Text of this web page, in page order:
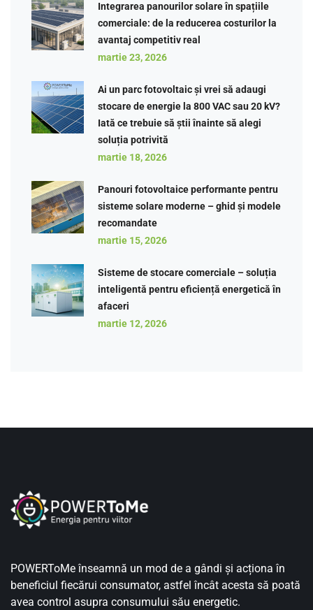
Integrarea panourilor solare în spațiile
comerciale: de la reducerea costurilor la
avantaj competitiv real
martie 23, 2026
Ai un parc fotovoltaic și vrei să adaugi
stocare de energie la 800 VAC sau 20 kV?
Iată ce trebuie să știi înainte să alegi
soluția potrivită
martie 18, 2026
Panouri fotovoltaice performante pentru
sisteme solare moderne – ghid și modele
recomandate
martie 15, 2026
Sisteme de stocare comerciale – soluția
inteligentă pentru eficiență energetică în
afaceri
martie 12, 2026
POWERToMe înseamnă un mod de a gândi și acționa în
beneficiul fiecărui consumator, astfel încât acesta să poată
avea control asupra consumului său energetic.